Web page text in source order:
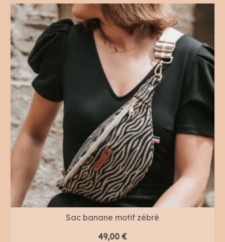
Sac banane motif zébré
49,00 €